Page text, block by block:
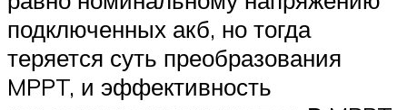
подключенных акб, но тогда
теряется суть преобразования
MPPT, и эффективность